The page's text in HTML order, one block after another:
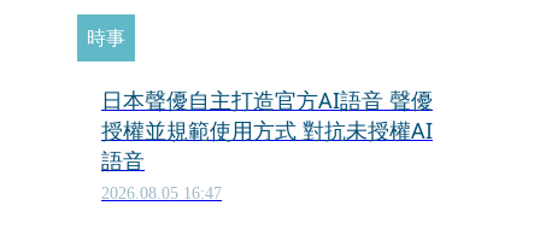
時事
日本聲優自主打造官方AI語音 聲優
授權並規範使用方式 對抗未授權AI
語音
2026.08.05 16:47